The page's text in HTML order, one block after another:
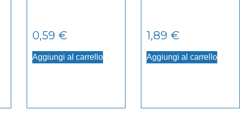
0,59 €
Aggiungi al carrello
1,89 €
Aggiungi al carrello